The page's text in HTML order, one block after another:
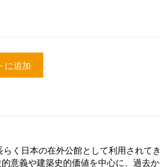
に追加
く日本の在外公館として利用されてき
意義や建築史的価値を中心に、過去か